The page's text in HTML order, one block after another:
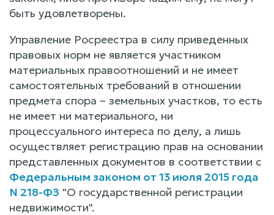
быть удовлетворены.
Управление Росреестра в силу приведенных
правовых норм не является участником
материальных правоотношений и не имеет
самостоятельных требований в отношении
предмета спора – земельных участков, то есть
не имеет ни материального, ни
процессуального интереса по делу, а лишь
осуществляет регистрацию прав на основании
представленных документов в соответствии с
Федеральным законом от 13 июля 2015 года
N 218-ФЗ "О государственной регистрации
недвижимости".